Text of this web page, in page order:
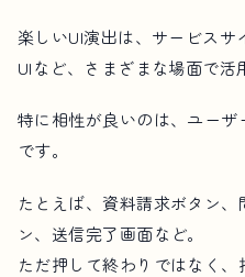
楽しいUI演出は、サービスサ
UIなど、さまざまな場面で活
特に相性が良いのは、ユー
です。
たとえば、資料請求ボタン
ン、送信完了画面など。
ただ押して終わりではなく